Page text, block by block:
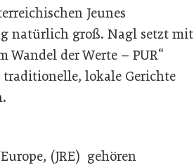
Jeunes
natürlich groß. Nagl setzt mit
der Werte – PUR“
traditionelle, lokale Gerichte
(JRE) gehören